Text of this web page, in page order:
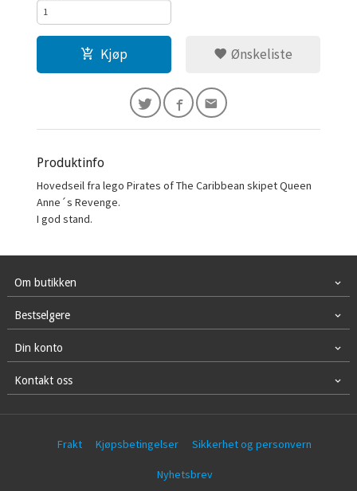
Kjøp Ønskeliste
Produktinfo
Hovedseil fra lego Pirates of The Caribbean skipet Queen
Anne´s Revenge.
I god stand.
Om butikken
Bestselgere
Din konto
Kontakt oss
Frakt Kjøpsbetingelser Sikkerhet og personvern
Nyhetsbrev